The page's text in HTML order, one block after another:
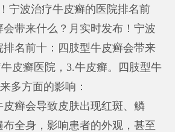
波治疗牛皮癣的医院排名前
带来什么？月实时发布！宁波
名前十：四肢型牛皮癣会带来
皮癣医院，3.牛皮癣。四肢型牛
多方面的影响：
癣会导致皮肤出现红斑、鳞
布全身，影响患者的外观，甚至